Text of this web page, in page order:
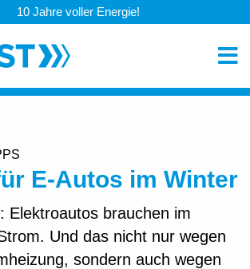
10 Jahre voller Energie!
E-Autos im Winter
Elektroautos brauchen im
Und das nicht nur wegen
sondern auch wegen